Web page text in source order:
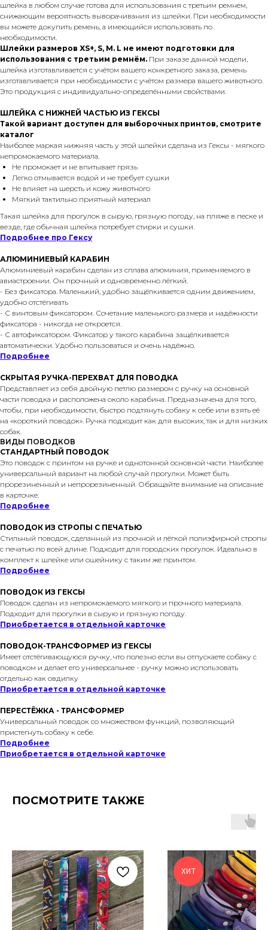
шлейка в любом случае готова для использования с третьим ремнем,
снижающим вероятность выворачивания из шлейки. При необходимости
вы можете докупить ремень, а имеющийся использовать по
необходимости.
Шлейки размеров XS+, S, M. L не имеют подготовки для
использования с третьим ремнём. При заказе данной модели,
шлейка изготавливается с учётом вашего конкретного заказа, ремень
изготавливается при необходимости с учётом размера вашего животного.
Это продукция с индивидуально-определёнными свойствами.
ШЛЕЙКА С НИЖНЕЙ ЧАСТЬЮ ИЗ ГЕКСЫ
Такой вариант доступен для выборочных принтов, смотрите
каталог
Наиболее маркая нижняя часть у этой шлейки сделана из Гексы - мягкого
непромокаемого материала.
Не промокает и не впитывает грязь
Легко отмывается водой и не требует сушки
Не влияет на шерсть и кожу животного
Мягкий тактильно приятный материал
Такая шлейка для прогулок в сырую, грязную погоду, на пляже в песке и
везде, где обычная шлейка потребует стирки и сушки.
Подробнее про Гексу
АЛЮМИНИЕВЫЙ КАРАБИН
Алюминиевый карабин сделан из сплава алюминия, применяемого в
авиастроении. Он прочный и одновременно лёгкий.
- Без фиксатора. Маленький, удобно защёлкивается одним движением,
удобно отстёгивать
- С винтовым фиксатором. Сочетание маленького размера и надёжности
фиксатора - никогда не откроется.
- С автофиксатором. Фиксатор у такого карабина защёлкивается
автоматически. Удобно пользоваться и очень надёжно.
Подробнее
СКРЫТАЯ РУЧКА-ПЕРЕХВАТ ДЛЯ ПОВОДКА
Представляет из себя двойную петлю размером с ручку на основной
части поводка и расположена около карабина. Предназначена для того,
чтобы, при необходимости, быстро подтянуть собаку к себе или взять её
на «короткий поводок». Ручка подходит как для высоких, так и для низких
собак.
ВИДЫ ПОВОДКОВ
СТАНДАРТНЫЙ ПОВОДОК
Это поводок с принтом на ручке и однотонной основной части. Наиболее
универсальный вариант на любой случай прогулки. Может быть
прорезиненный и непрорезиненный. Обращайте внимание на описание
в карточке.
Подробнее
ПОВОДОК ИЗ СТРОПЫ С ПЕЧАТЬЮ
Стильный поводок, сделанный из прочной и лёгкой полиэфирной стропы
с печатью по всей длине. Подходит для городских прогулок. Идеально в
комплект к шлейке или ошейнику с таким же принтом.
Подробнее
ПОВОДОК ИЗ ГЕКСЫ
Поводок сделан из непромокаемого мягкого и прочного материала.
Подходит для прогулки в сырую и грязную погоду.
Приобретается в отдельной карточке
ПОВОДОК-ТРАНСФОРМЕР ИЗ ГЕКСЫ
Имеет отстёгивающуюся ручку, что полезно если вы отпускаете собаку с
поводком и делает его универсальнее - ручку можно использовать
отдельно как овдилку
Приобретается в отдельной карточке
ПЕРЕСТЁЖКА - ТРАНСФОРМЕР
Универсальный поводок со множеством функций, позволяющий
пристегнуть собаку к себе.
Подробнее
Приобретается в отдельной карточке
ПОСМОТРИТЕ ТАКЖЕ
ХИТ